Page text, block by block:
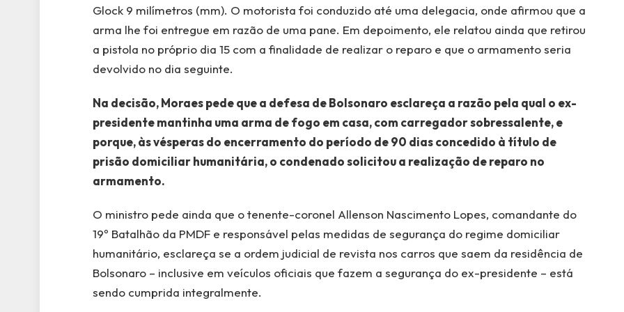
Glock 9 milímetros (mm). O motorista foi conduzido até uma delegacia, onde afirmou que a
arma lhe foi entregue em razão de uma pane. Em depoimento, ele relatou ainda que retirou
a pistola no próprio dia 15 com a finalidade de realizar o reparo e que o armamento seria
devolvido no dia seguinte.
Na decisão, Moraes pede que a defesa de Bolsonaro esclareça a razão pela qual o ex-
presidente mantinha uma arma de fogo em casa, com carregador sobressalente, e
porque, às vésperas do encerramento do período de 90 dias concedido à título de
prisão domiciliar humanitária, o condenado solicitou a realização de reparo no
armamento.
O ministro pede ainda que o tenente-coronel Allenson Nascimento Lopes, comandante do
19º Batalhão da PMDF e responsável pelas medidas de segurança do regime domiciliar
humanitário, esclareça se a ordem judicial de revista nos carros que saem da residência de
Bolsonaro – inclusive em veículos oficiais que fazem a segurança do ex-presidente – está
sendo cumprida integralmente.